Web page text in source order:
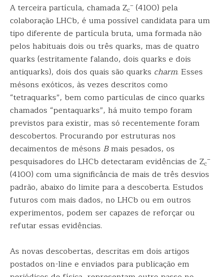
A terceira partícula, chamada Zc– (4100) pela
colaboração LHCb, é uma possível candidata para um
tipo diferente de partícula bruta, uma formada não
pelos habituais dois ou três quarks, mas de quatro
quarks (estritamente falando, dois quarks e dois
antiquarks), dois dos quais são ​​quarks charm. Esses
mésons exóticos, às vezes descritos como
“tetraquarks”, bem como partículas de cinco quarks
chamados “pentaquarks”, há muito tempo foram
previstos para existir, mas só recentemente foram
descobertos. Procurando por estruturas nos
decaimentos de mésons Bmais pesados, os
pesquisadores do LHCb detectaram evidências de Zc–
(4100) com uma significância de mais de três desvios
padrão, abaixo do limite para a descoberta. Estudos
futuros com mais dados, no LHCb ou em outros
experimentos, podem ser capazes de reforçar ou
refutar essas evidências.
As novas descobertas, descritas em dois artigos
postados on-line e enviados para publicação em